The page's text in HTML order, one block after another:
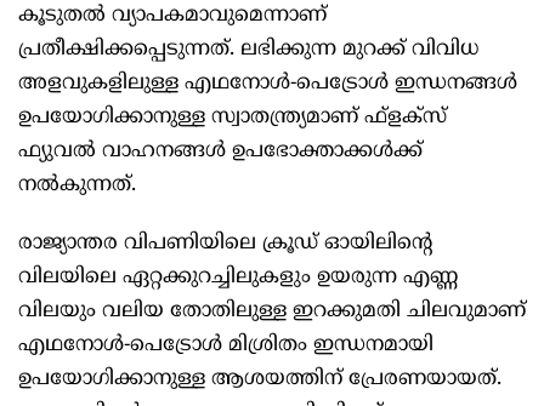
കൂടുതല്‍ വ്യാപകമാവുമെന്നാണ്
പ്രതീക്ഷിക്കപ്പെടുന്നത്. ലഭിക്കുന്ന മുറക്ക് വിവിധ
അളവുകളിലുള്ള എഥനോള്‍-പെട്രോള്‍ ഇന്ധനങ്ങള്‍
ഉപയോഗിക്കാനുള്ള സ്വാതന്ത്ര്യമാണ് ഫ്‌ളക്‌സ്
ഫ്യുവല്‍ വാഹനങ്ങള്‍ ഉപഭോക്താക്കള്‍ക്ക്
നല്‍കുന്നത്.
രാജ്യാന്തര വിപണിയിലെ ക്രൂഡ് ഓയിലിന്റെ
വിലയിലെ ഏറ്റക്കുറച്ചിലുകളും ഉയരുന്ന എണ്ണ
വിലയും വലിയ തോതിലുള്ള ഇറക്കുമതി ചിലവുമാണ്
എഥനോള്‍-പെട്രോള്‍ മിശ്രിതം ഇന്ധനമായി
ഉപയോഗിക്കാനുള്ള ആശയത്തിന് പ്രേരണയായത്.